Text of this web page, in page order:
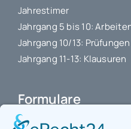
Jahrestimer
Jahrgang 5 bis 10:
Jahrgang 10/13: Prüfungen
Jahrgang 11-13: Klausuren
Formulare
Schulbuchkauf Schuljahr